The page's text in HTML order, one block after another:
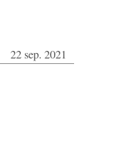
22 sep. 2021